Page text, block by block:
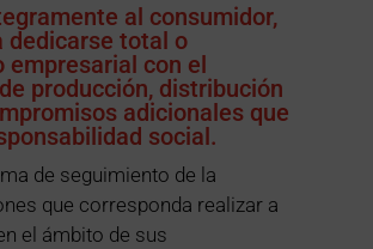
al consumidor,
dedicarse total o
empresarial con el
producción, distribución
adicionales que
social.
de seguimiento de la
que corresponda realizar a
el ámbito de sus